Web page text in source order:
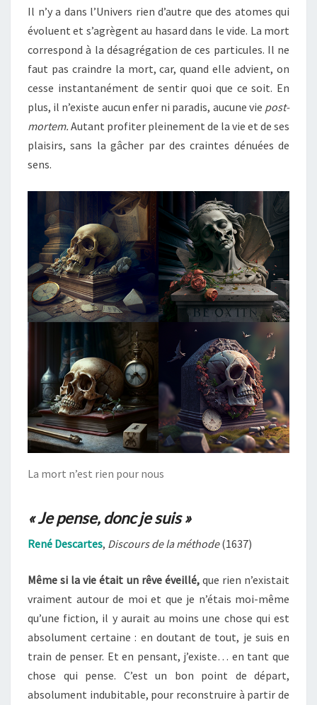
Il n’y a dans l’Univers rien d’autre que des atomes qui
évoluent et s’agrègent au hasard dans le vide. La mort
correspond à la désagrégation de ces particules. Il ne
faut pas craindre la mort, car, quand elle advient, on
cesse instantanément de sentir quoi que ce soit. En
plus, il n’existe aucun enfer ni paradis, aucune vie post-
mortem. Autant profiter pleinement de la vie et de ses
plaisirs, sans la gâcher par des craintes dénuées de
sens.
La mort n’est rien pour nous
« Je pense, donc je suis »
René Descartes, Discours de la méthode(1637)
Même si la vie était un rêve éveillé, que rien n’existait
vraiment autour de moi et que je n’étais moi-même
qu’une fiction, il y aurait au moins une chose qui est
absolument certaine : en doutant de tout, je suis en
train de penser. Et en pensant, j’existe… en tant que
chose qui pense. C’est un bon point de départ,
absolument indubitable, pour reconstruire à partir de